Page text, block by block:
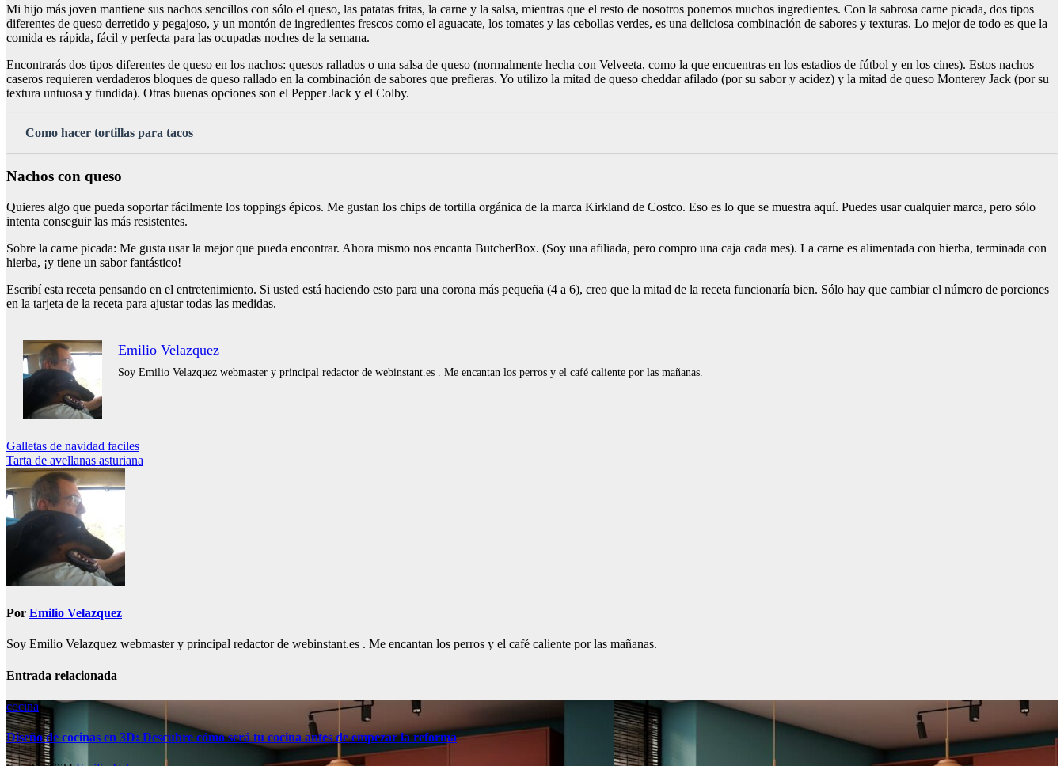
Mi hijo más joven mantiene sus nachos sencillos con sólo el queso, las patatas fritas, la carne y la salsa, mientras que el resto de nosotros ponemos muchos ingredientes. Con la sabrosa carne picada, dos tipos
diferentes de queso derretido y pegajoso, y un montón de ingredientes frescos como el aguacate, los tomates y las cebollas verdes, es una deliciosa combinación de sabores y texturas. Lo mejor de todo es que la
comida es rápida, fácil y perfecta para las ocupadas noches de la semana.
Encontrarás dos tipos diferentes de queso en los nachos: quesos rallados o una salsa de queso (normalmente hecha con Velveeta, como la que encuentras en los estadios de fútbol y en los cines). Estos nachos
caseros requieren verdaderos bloques de queso rallado en la combinación de sabores que prefieras. Yo utilizo la mitad de queso cheddar afilado (por su sabor y acidez) y la mitad de queso Monterey Jack (por su
textura untuosa y fundida). Otras buenas opciones son el Pepper Jack y el Colby.
Como hacer tortillas para tacos
Nachos con queso
Quieres algo que pueda soportar fácilmente los toppings épicos. Me gustan los chips de tortilla orgánica de la marca Kirkland de Costco. Eso es lo que se muestra aquí. Puedes usar cualquier marca, pero sólo
intenta conseguir las más resistentes.
Sobre la carne picada: Me gusta usar la mejor que pueda encontrar. Ahora mismo nos encanta ButcherBox. (Soy una afiliada, pero compro una caja cada mes). La carne es alimentada con hierba, terminada con
hierba, ¡y tiene un sabor fantástico!
Escribí esta receta pensando en el entretenimiento. Si usted está haciendo esto para una corona más pequeña (4 a 6), creo que la mitad de la receta funcionaría bien. Sólo hay que cambiar el número de porciones
en la tarjeta de la receta para ajustar todas las medidas.
Emilio Velazquez
Soy Emilio Velazquez webmaster y principal redactor de webinstant.es . Me encantan los perros y el café caliente por las mañanas.
Navegación
de
entradas
Galletas de navidad faciles
Tarta de avellanas asturiana
Por Emilio Velazquez
Soy Emilio Velazquez webmaster y principal redactor de webinstant.es . Me encantan los perros y el café caliente por las mañanas.
Entrada relacionada
cocina
Diseño de cocinas en 3D: Descubre cómo será tu cocina antes de empezar la reforma